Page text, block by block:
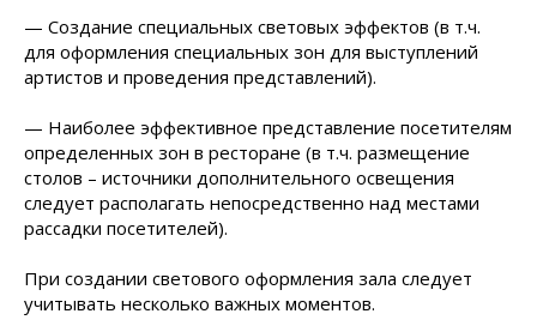
— Создание специальных световых эффектов (в т.ч.
для оформления специальных зон для выступлений
артистов и проведения представлений).
— Наиболее эффективное представление посетителям
определенных зон в ресторане (в т.ч. размещение
столов – источники дополнительного освещения
следует располагать непосредственно над местами
рассадки посетителей).
При создании светового оформления зала следует
учитывать несколько важных моментов.